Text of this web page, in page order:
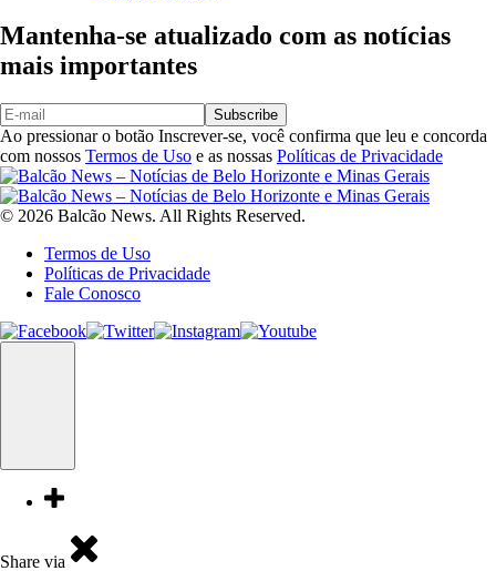
Mantenha-se atualizado com as notícias
mais importantes
Subscribe
Ao pressionar o botão Inscrever-se, você confirma que leu e concorda
com nossos Termos de Uso e as nossas Políticas de Privacidade
© 2026 Balcão News. All Rights Reserved.
Termos de Uso
Políticas de Privacidade
Fale Conosco
Share via